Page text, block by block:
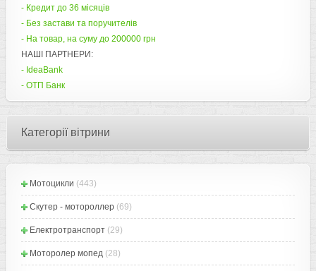
- Кредит до 36 місяців
- Без застави та поручителів
- На товар, на суму до 200000 грн
НАШІ ПАРТНЕРИ:
- IdeaBank
- ОТП Банк
Категорії вітрини
Мотоцикли (443)
Скутер - мотороллер (69)
Електротранспорт (29)
Моторолер мопед (28)